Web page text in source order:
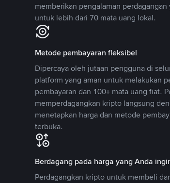
memberikan pengalaman
untuk lebih dari 70 mata uang lokal.
Metode pembayaran fleksibel
Dipercaya oleh jutaan pengguna di
platform yang aman untuk melakukan
pembayaran dan 100+ mata uang fiat.
memperdagangkan kripto langsung
menetapkan harga dan metode
terbuka.
Berdagang pada harga yang Anda
Perdagangkan kripto untuk membeli